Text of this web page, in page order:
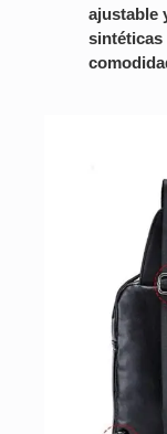
ajustable
sintéticas